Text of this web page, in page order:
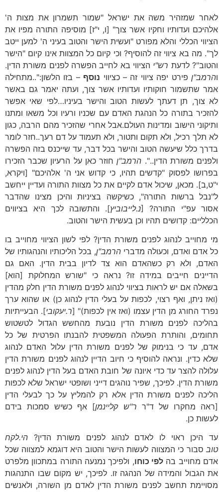
לאחר שמזהיר משה את ישראל "שמור תשמרון את מצות ה'
אלהיכם ועדותיו וחקיו אשר צוך" [ו, י"ז] מוסיפה התורה מפיו את
הציווי הכללי והלא מפורט "ועשית הישר והטוב בעיני ה' למען ייטב
לך". מה בא ציווי זה להוסיף? וכי קיום כל המצוות אינו קיום "הישר
והטוב"? לדעת רש"י הציווי בא לחייב הפשרה לפנים משורת הדין.
והרמב"ןפירט יפה ציווי זה – כציווי נוסף – בזו הלשון:"..מתחילה
אמר שתשמור חוקותיו ועדותיו אשר צוך, ועתה יאמר גם באשר
לא צוך, תן דעתך לעשות הטוב והישר בעיניו…לפי שאי אפשר
להזכיר בתורה כל הנהגת האדם עם שכניו ורעיו וכל משאו ומתנו
ותיקוני הישוב ומדינות העולם.אבל אחרי שהזכיר מהם הרבה, כגון
לא תלך רכיל, ולא תקום ותטור, ולא תעמוד על דם רעך..חזר לומר
בדרך כלל שיעשה הטוב והישר בכל דבר, עד שייכנס בזה הפשרה
ולפנים משורת הדין..". הרמב"ןחוזר כאן על הרעיון שכבר הזכירו
בפרושו לפסוק "קדשים תהיו, כי קדוש אני ה' אלהיכם" [ויקרא,
י"ט,ב]. מכאן, שיכול אדם לקיים את כל מצוות התורה ועדיין ייחשב
ל"נבל ברשות התורה", כשיקשה בציניות והיכן מצינו שהדבר
אסור עפ"י התורה? [נ.לייבוביץ]. והתשובה לכך היא בציווים
הכלליים: קדושים תהיו וכן בעשית הישר והטוב.
מי מחוייב לנהוג לפנים משורת הדין? לפי לשון הציווי מחוייב בו
כל אדם ואדם, וכעולה מדברי הרמב"ן, בכל הליכותיו והנהגותיו של
האדם, ולא רק כשהאדם הוא צד לדיון בבית הדין. האם גם
הדיינים חייבים במידה זו? נראה כי "שורש המחלוקת [הוא]
בשאלה אם יש לראות בציווי לנהוג לפנים משורת הדין חלק מהדין
(ואז ניתן, ואף רצוי, לכפות על בעלי הדין לנהוג כן) או שהוא ערך
נפרד החורג מן הדין עצמו (ואז אין לכפות)" [ר.יעקובי]. הבעייתיות
בהליכה לפנים משורת הדין נובעת מהחשש הגדול לטשטוש
תחומים, והותרת הפעולה המשפטית להבנתו הפרטית של כל
אדם, עד כי בנימוק של לפנים משורת הדין עלול האדם לנהוג
שלא כדין. ונראה להוסיף כי חיוב הדיין לנהוג לפנים משורת הדין
עלולה להצר עד כדי איונה של חובת האדם בעל הדין לנהוג לפנים
משורת הדין. לפיכך, שפיר נוהגים דייני ושופטי ישראל שלא לכפות
הליכה לפנים משורת הדין אלא רק להמליץ על כך לבעלי הדין
[ראה מחקרו של ד"ר ר"ש קליינמן] אף כשיש סמכות בידם
לעשות כן.
עד היכן ראוי לו לאדם לנהוג לפנים משורת הדין? הי.לקח
טוב סבור כי המצווה לעשות הישר והטוב היא דוגמא למצווה שכל
אדם מחוייב בה לפי כוחו, ולפיכך נמנעה התורה במתכוון מלפרט
את הגבול והמידה של הנהגה זו. לפיכך, יש מקום שבו התנהגות
מסויימת תחשב לפנים משורת הדין לאדם מן השורה, ולאנשים